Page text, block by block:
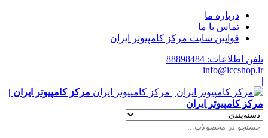
درباره ما
تماس با ما
قوانین سایت مرکز کامپیوتر ایران
تلفن اطلاعات: 88898484
info@iccshop.ir
|
مرکز کامپیوتر ایران |
مرکز کامپیوتر ایران